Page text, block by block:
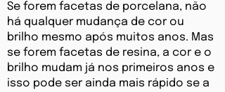
Se forem facetas de porcelana, não
há qualquer mudança de cor ou
brilho mesmo após muitos anos. Mas
se forem facetas de resina, a cor e o
brilho mudam já nos primeiros anos e
isso pode ser ainda mais rápido se a